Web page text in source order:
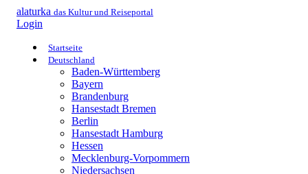
alaturka das Kultur und Reiseportal
Login
Startseite
Deutschland
Baden-Württemberg
Bayern
Brandenburg
Hansestadt Bremen
Berlin
Hansestadt Hamburg
Hessen
Mecklenburg-Vorpommern
Niedersachsen